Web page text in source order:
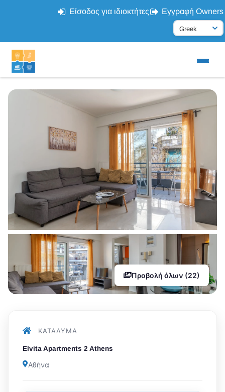
Είσοδος για ιδιοκτήτες Εγγραφή Owners
Προβολή όλων (22)
ΚΑΤΆΛΥΜΑ
Elvita Apartments 2 Athens
Αθήνα